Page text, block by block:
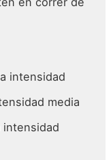
intensidad
media
intensidad